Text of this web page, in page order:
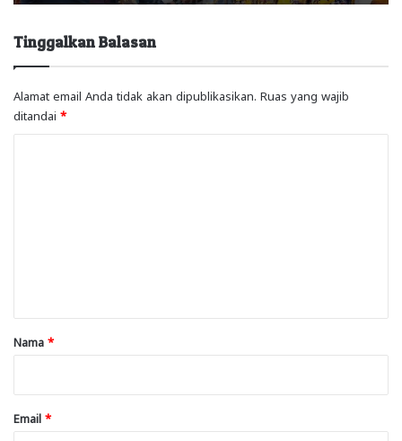
Tinggalkan Balasan
Alamat email Anda tidak akan dipublikasikan. Ruas yang wajib
ditandai *
rNama *
Email *